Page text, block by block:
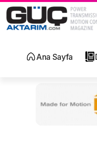
Ana Sayfa